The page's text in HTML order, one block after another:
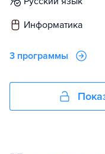
информатика
3 программы